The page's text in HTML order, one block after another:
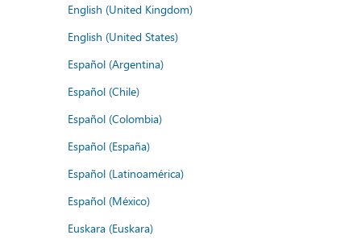
English (United Kingdom)
English (United States)
Español (Argentina)
Español (Chile)
Español (Colombia)
Español (España)
Español (Latinoamérica)
Español (México)
Euskara (Euskara)